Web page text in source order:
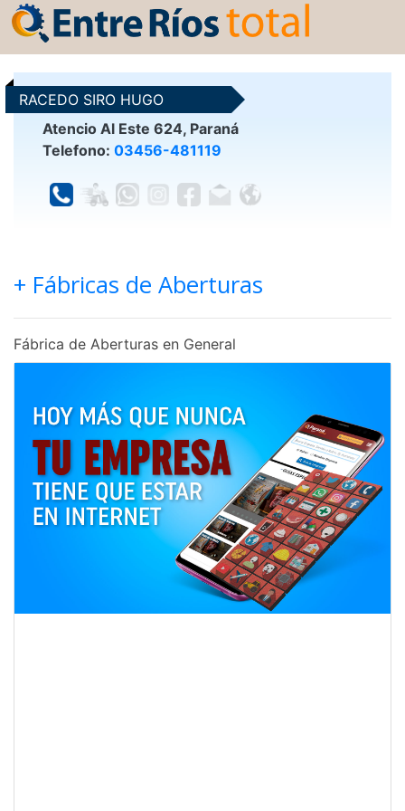
RACEDO SIRO HUGO
Atencio Al Este 624, Paraná
Telefono: 03456-481119
+ Fábricas de Aberturas
Fábrica de Aberturas en General